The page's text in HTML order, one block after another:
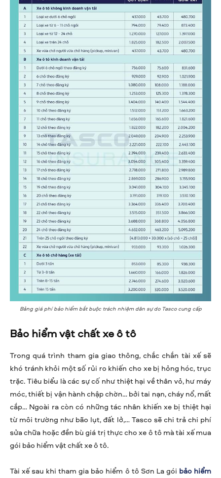
Bảng giá phí bảo hiểm bắt buộc trách nhiệm dân sự do Tasco cung cấp
Bảo hiểm vật chất xe ô tô
Trong quá trình tham gia giao thông, chắc chắn tài xế sẽ
khó tránh khỏi một số rủi ro khiến cho xe bị hỏng hóc, trục
trặc. Tiêu biểu là các sự cố như thiệt hại về thân vỏ, hư máy
móc, thiết bị vận hành chập chờn… bởi tai nạn, cháy nổ, mất
cắp… Ngoài ra còn có những tác nhân khiến xe bị thiệt hại
từ môi trường như bão lụt, đất lở,… Tasco sẽ chi trả chi phí
sửa chữa hoặc đền bù giá trị thực cho xe ô tô mà tài xế mua
gói bảo hiểm vật chất xe ô tô.
Tài xế sau khi tham gia bảo hiểm ô tô Sơn La gói bảo hiểm